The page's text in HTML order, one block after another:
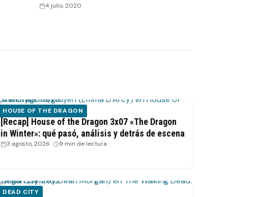
4 julio, 2020
HOUSE OF THE DRAGON
[Recap] House of the Dragon 3x07 «The Dragon
in Winter»: qué pasó, análisis y detrás de escena
3 agosto, 2026 9 min de lectura
DEAD CITY